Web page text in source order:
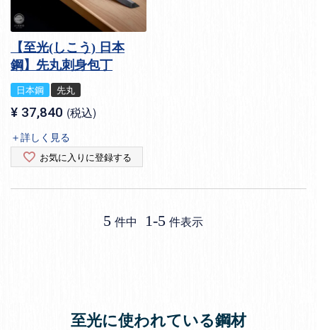
【至光(しこう) 日本
鋼】先丸刺身包丁
日本鋼 先丸
¥ 37,840 税込
＋詳しく見る
お気に入りに登録する
5 件中 1-5 件表示
至光に使われている鋼材